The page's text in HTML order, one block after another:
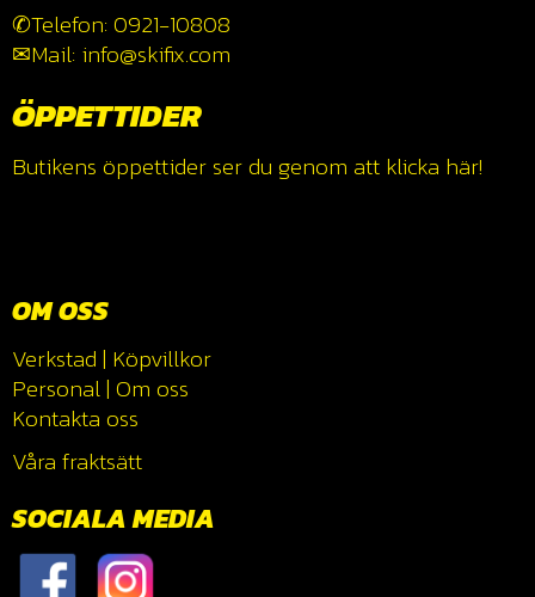
✆Telefon: 0921-10808
✉Mail: info@skifix.com
ÖPPETTIDER
Butikens öppettider ser du genom att klicka här!
OM OSS
Verkstad | Köpvillkor
Personal| Om oss
Kontakta oss
Våra fraktsätt
SOCIALA MEDIA